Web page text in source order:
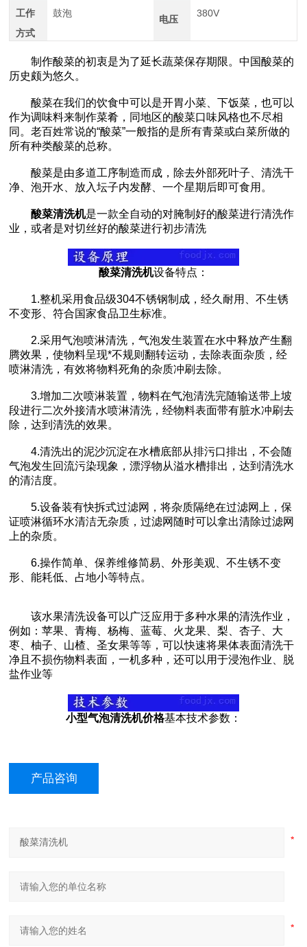
工作
方式
鼓泡
电压
380V
制作酸菜的初衷是为了延长蔬菜保存期限。中国酸菜的
历史颇为悠久。
酸菜在我们的饮食中可以是开胃小菜、下饭菜，也可以
作为调味料来制作菜肴，同地区的酸菜口味风格也不尽相
同。老百姓常说的“酸菜”一般指的是所有青菜或白菜所做的
所有种类酸菜的总称。
酸菜是由多道工序制造而成，除去外部死叶子、清洗干
净、泡开水、放入坛子内发酵、一个星期后即可食用。
酸菜清洗机是一款全自动的对腌制好的酸菜进行清洗作
业，或者是对切丝好的酸菜进行初步清洗
酸菜清洗机设备特点：
1.整机采用食品级304不锈钢制成，经久耐用、不生锈
不变形、符合国家食品卫生标准。
2.采用气泡喷淋清洗，气泡发生装置在水中释放产生翻
腾效果，使物料呈现*不规则翻转运动，去除表面杂质，经
喷淋清洗，有效将物料死角的杂质冲刷去除。
3.增加二次喷淋装置，物料在气泡清洗完随输送带上坡
段进行二次外接清水喷淋清洗，经物料表面带有脏水冲刷去
除，达到清洗的效果。
4.清洗出的泥沙沉淀在水槽底部从排污口排出，不会随
气泡发生回流污染现象，漂浮物从溢水槽排出，达到清洗水
的清洁度。
5.设备装有快拆式过滤网，将杂质隔绝在过滤网上，保
证喷淋循环水清洁无杂质，过滤网随时可以拿出清除过滤网
上的杂质。
6.操作简单、保养维修简易、外形美观、不生锈不变
形、能耗低、占地小等特点。
该水果清洗设备可以广泛应用于多种水果的清洗作业，
例如：苹果、青梅、杨梅、蓝莓、火龙果、梨、杏子、大
枣、柚子、山楂、圣女果等等，可以快速将果体表面清洗干
净且不损伤物料表面，一机多种，还可以用于浸泡作业、脱
盐作业等
小型气泡清洗机价格基本技术参数：
产品咨询